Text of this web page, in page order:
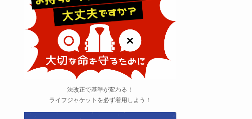
法改正で基準が変わる！
ライフジャケットを必ず着用しよう！